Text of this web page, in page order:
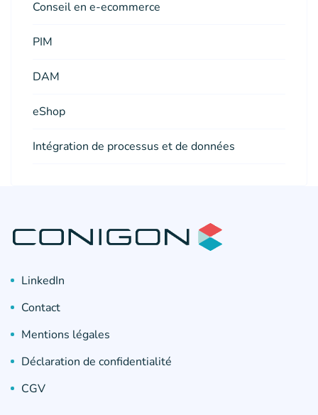
Conseil en e-ecommerce
PIM
DAM
eShop
Intégration de processus et de données
LinkedIn
Contact
Mentions légales
Déclaration de confidentialité
CGV